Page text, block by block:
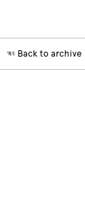
☜Back to archive